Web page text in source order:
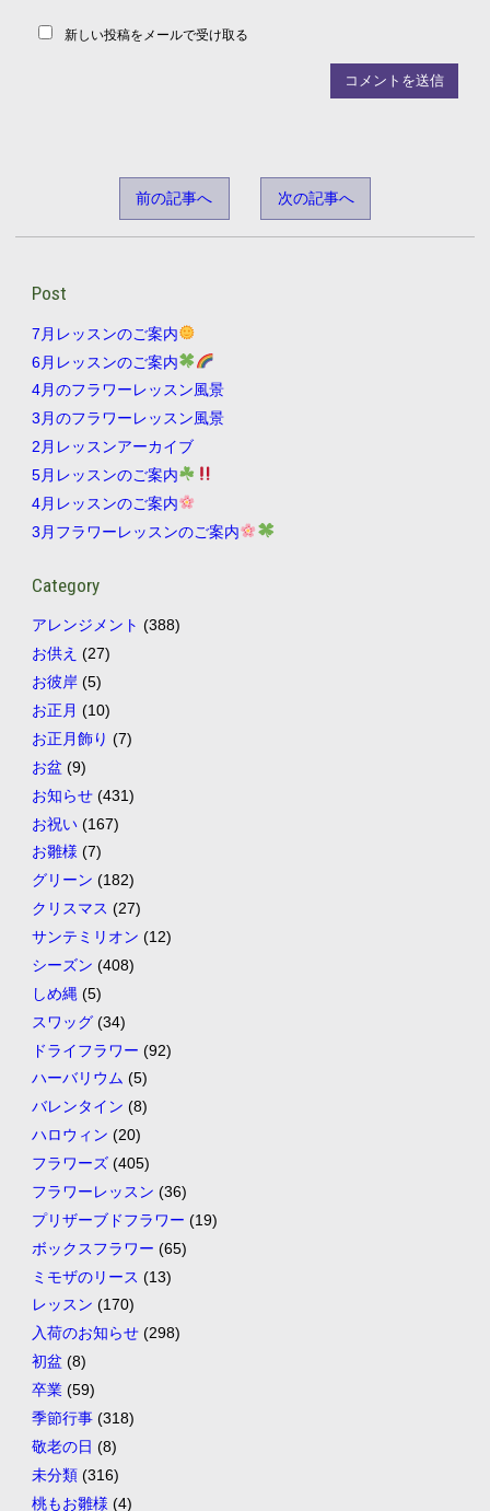
新しい投稿をメールで受け取る
前の記事へ 次の記事へ
Post
7月レッスンのご案内
6月レッスンのご案内
4月のフラワーレッスン風景
3月のフラワーレッスン風景
2月レッスンアーカイブ
5月レッスンのご案内
4月レッスンのご案内
3月フラワーレッスンのご案内
Category
アレンジメント (388)
お供え (27)
お彼岸(5)
お正月 (10)
お正月飾り (7)
お盆 (9)
お知らせ(431)
お祝い(167)
お雛様 (7)
グリーン (182)
クリスマス (27)
サンテミリオン (12)
シーズン (408)
しめ縄 (5)
スワッグ(34)
ドライフラワー (92)
ハーバリウム (5)
バレンタイン (8)
ハロウィン (20)
フラワーズ(405)
フラワーレッスン (36)
プリザーブドフラワー (19)
ボックスフラワー (65)
ミモザのリース (13)
レッスン (170)
入荷のお知らせ(298)
初盆 (8)
卒業(59)
季節行事(318)
敬老の日 (8)
未分類(316)
桃もお雛様 (4)